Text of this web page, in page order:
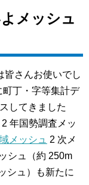
メッシュ
皆さんお使いでし
町丁・字等集計デ
してきました
年国勢調査メッ
メッシュ 2 次メ
シュ（約 250m
シュ）も新たに